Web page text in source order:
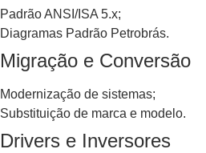
Padrão ANSI/ISA 5.x;
Diagramas Padrão Petrobrás.
Migração e Conversão
Modernização de sistemas;
Substituição de marca e modelo.
Drivers e Inversores